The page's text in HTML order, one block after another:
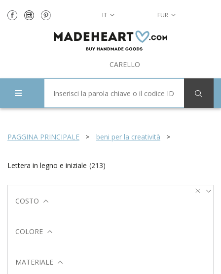
IT EUR
CARELLO
PAGGINA PRINCIPALE beni per la creatività
Lettera in legno e iniziale (213)
COSTO
COLORE
MATERIALE